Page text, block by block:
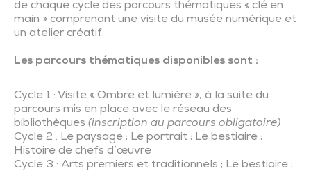
de chaque cycle des parcours thématiques « clé en
main » comprenant une visite du musée numérique et
un atelier créatif.
Les parcours thématiques disponibles sont :
Cycle 1 : Visite « Ombre et lumière », à la suite du
parcours mis en place avec le réseau des
bibliothèques (inscription au parcours obligatoire)
Cycle 2 : Le paysage ; Le portrait ; Le bestiaire ;
Histoire de chefs d’œuvre
Cycle 3 : Arts premiers et traditionnels ; Le bestiaire ;